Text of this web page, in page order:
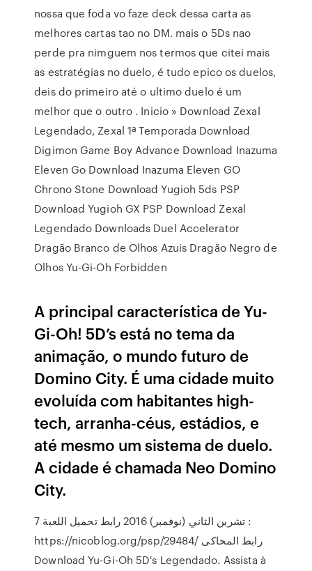
nossa que foda vo faze deck dessa carta as
melhores cartas tao no DM. mais o 5Ds nao
perde pra nimguem nos termos que citei mais
as estratégias no duelo, é tudo epico os duelos,
deis do primeiro até o ultimo duelo é um
melhor que o outro . Inicio » Download Zexal
Legendado, Zexal 1ª Temporada Download
Digimon Game Boy Advance Download Inazuma
Eleven Go Download Inazuma Eleven GO
Chrono Stone Download Yugioh 5ds PSP
Download Yugioh GX PSP Download Zexal
Legendado Downloads Duel Accelerator
Dragão Branco de Olhos Azuis Dragão Negro de
Olhos Yu-Gi-Oh Forbidden
A principal característica de Yu-
Gi-Oh! 5D’s está no tema da
animação, o mundo futuro de
Domino City. É uma cidade muito
evoluída com habitantes high-
tech, arranha-céus, estádios, e
até mesmo um sistema de duelo.
A cidade é chamada Neo Domino
City.
7 تشرين الثاني (نوفمبر) 2016 رابط تحميل اللعبة :
https://nicoblog.org/psp/29484/ رابط المحاكى
Download Yu-Gi-Oh 5D's Legendado. Assista à